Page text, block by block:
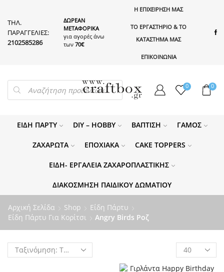
ΤΗΛ.
ΠΑΡΑΓΓΕΛΙΕΣ:
2102585286
ΔΩΡΕΑΝ
ΜΕΤΑΦΟΡΙΚΑ
για αγορές άνω
των 70€
Η ΕΠΙΧΕΙΡΗΣΗ ΜΑΣ
ΤΟ ΕΡΓΑΣΤΗΡΙΟ & ΤΟ
ΚΑΤΑΣΤΗΜΑ ΜΑΣ
ΕΠΙΚΟΙΝΩΝΙΑ
PRODUCTS
SEARCH 0 0
ΕΊΔΗ ΠΆΡΤΥ DIY – HOBBY ΒΆΠΤΙΣΗ ΓΆΜΟΣ
ΖΑΧΑΡΩΤΆ ΕΠΟΧΙΑΚΆ CAKE TOPPERS
ΕΊΔΗ- ΕΡΓΑΛΕΊΑ ΖΑΧΑΡΟΠΛΑΣΤΙΚΉΣ
ΔΙΑΚΌΣΜΗΣΗ ΠΑΙΔΙΚΟΎ ΔΩΜΑΤΊΟΥ
Αρχική Σελίδα Shop
Είδη Πάρτυ
Είδη Πάρτυ Για Κορίτσι
Angry Birds Ροζ
Products
per
page